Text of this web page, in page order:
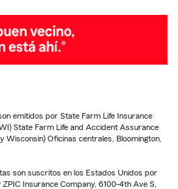
emitidos por State Farm Life Insurance
State Farm Life and Accident Assurance
Wisconsin) Oficinas centrales, Bloomington,
son suscritos en los Estados Unidos por
Insurance Company, 6100-4th Ave S,